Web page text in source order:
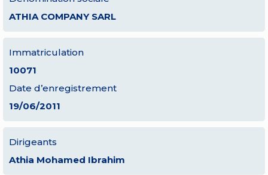
ATHIA COMPANY SARL
Immatriculation
10071
Date d’enregistrement
19/06/2011
Dirigeants
Athia Mohamed Ibrahim